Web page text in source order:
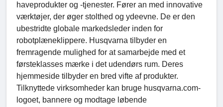
haveprodukter og -tjenester. Fører an med innovative
værktøjer, der øger stolthed og ydeevne. De er den
ubestridte globale markedsleder inden for
robotplæneklippere. Husqvarna tilbyder en
fremragende mulighed for at samarbejde med et
førsteklasses mærke i det udendørs rum. Deres
hjemmeside tilbyder en bred vifte af produkter.
Tilknyttede virksomheder kan bruge husqvarna.com-
logoet, bannere og modtage løbende